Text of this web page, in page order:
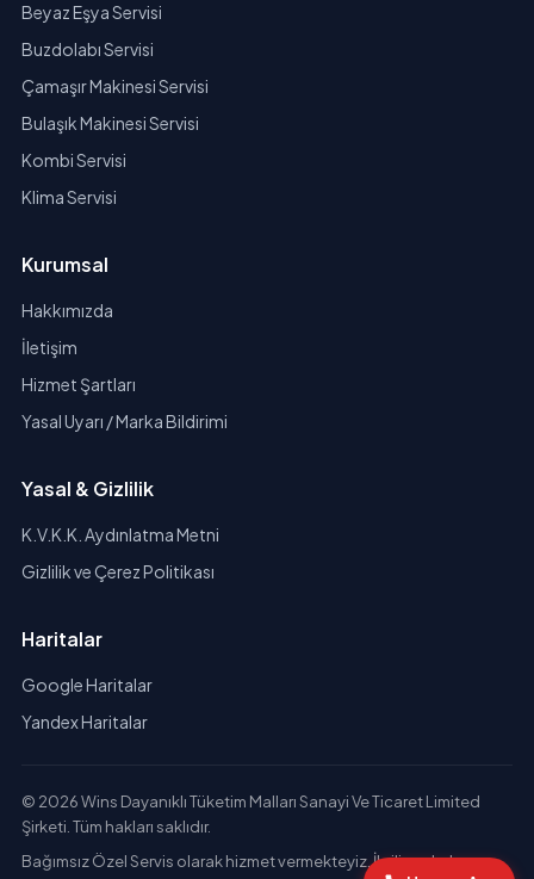
Beyaz Eşya Servisi
Buzdolabı Servisi
Çamaşır Makinesi Servisi
Bulaşık Makinesi Servisi
Kombi Servisi
Klima Servisi
Kurumsal
Hakkımızda
İletişim
Hizmet Şartları
Yasal Uyarı / Marka Bildirimi
Yasal & Gizlilik
K.V.K.K. Aydınlatma Metni
Gizlilik ve Çerez Politikası
Haritalar
Google Haritalar
Yandex Haritalar
© 2026 Wins Dayanıklı Tüketim Malları Sanayi Ve Ticaret Limited
Şirketi. Tüm hakları saklıdır.
Bağımsız Özel Servis olarak hizmet vermekteyiz. İlgili markaların